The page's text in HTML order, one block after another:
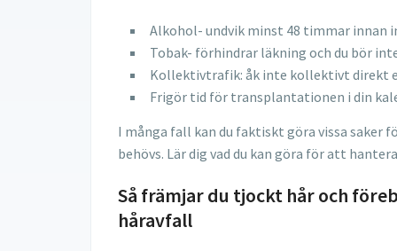
Alkohol- undvik minst 48 timmar innan
Tobak- förhindrar läkning och du bör
Kollektivtrafik: åk inte kollektivt direkt
Frigör tid för transplantationen i din
I många fall kan du faktiskt göra vissa
behövs. Lär dig vad du kan göra för att
Så främjar du tjockt hår och
håravfall